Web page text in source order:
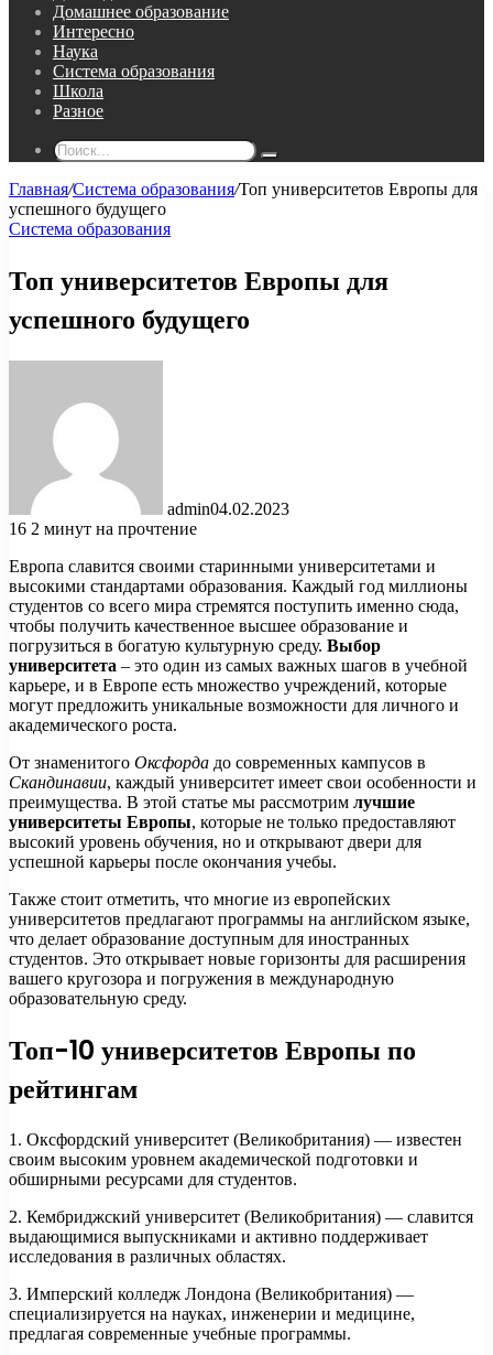
Домашнее образование
Интересно
Наука
Система образования
Школа
Разное
Поиск...
Главная/Система образования/Топ университетов Европы для
успешного будущего
Система образования
Топ университетов Европы для
успешного будущего
admin04.02.2023
16 2 минут на прочтение
Европа славится своими старинными университетами и
высокими стандартами образования. Каждый год миллионы
студентов со всего мира стремятся поступить именно сюда,
чтобы получить качественное высшее образование и
погрузиться в богатую культурную среду. Выбор
университета – это один из самых важных шагов в учебной
карьере, и в Европе есть множество учреждений, которые
могут предложить уникальные возможности для личного и
академического роста.
От знаменитого Оксфорда до современных кампусов в
Скандинавии, каждый университет имеет свои особенности и
преимущества. В этой статье мы рассмотрим лучшие
университеты Европы, которые не только предоставляют
высокий уровень обучения, но и открывают двери для
успешной карьеры после окончания учебы.
Также стоит отметить, что многие из европейских
университетов предлагают программы на английском языке,
что делает образование доступным для иностранных
студентов. Это открывает новые горизонты для расширения
вашего кругозора и погружения в международную
образовательную среду.
Топ-10 университетов Европы по
рейтингам
1. Оксфордский университет (Великобритания) — известен
своим высоким уровнем академической подготовки и
обширными ресурсами для студентов.
2. Кембриджский университет (Великобритания) — славится
выдающимися выпускниками и активно поддерживает
исследования в различных областях.
3. Имперский колледж Лондона (Великобритания) —
специализируется на науках, инженерии и медицине,
предлагая современные учебные программы.